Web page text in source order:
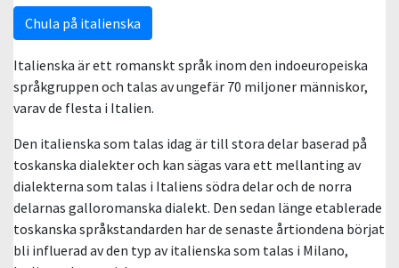
Chula på italienska
Italienska är ett romanskt språk inom den indoeuropeiska
språkgruppen och talas av ungefär 70 miljoner människor,
varav de flesta i Italien.
Den italienska som talas idag är till stora delar baserad på
toskanska dialekter och kan sägas vara ett mellanting av
dialekterna som talas i Italiens södra delar och de norra
delarnas galloromanska dialekt. Den sedan länge etablerade
toskanska språkstandarden har de senaste årtiondena börjat
bli influerad av den typ av italienska som talas i Milano,